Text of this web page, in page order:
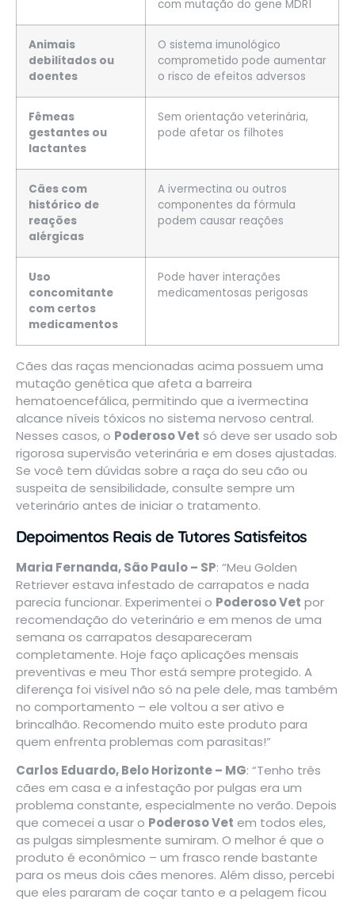
com mutação do gene MDR1
Animais
debilitados ou
doentes
O sistema imunológico
comprometido pode aumentar
o risco de efeitos adversos
Fêmeas
gestantes ou
lactantes
Sem orientação veterinária,
pode afetar os filhotes
Cães com
histórico de
reações
alérgicas
A ivermectina ou outros
componentes da fórmula
podem causar reações
Uso
concomitante
com certos
medicamentos
Pode haver interações
medicamentosas perigosas
Cães das raças mencionadas acima possuem uma
mutação genética que afeta a barreira
hematoencefálica, permitindo que a ivermectina
alcance níveis tóxicos no sistema nervoso central.
Nesses casos, o Poderoso Vet só deve ser usado sob
rigorosa supervisão veterinária e em doses ajustadas.
Se você tem dúvidas sobre a raça do seu cão ou
suspeita de sensibilidade, consulte sempre um
veterinário antes de iniciar o tratamento.
Depoimentos Reais de Tutores Satisfeitos
Maria Fernanda, São Paulo – SP: “Meu Golden
Retriever estava infestado de carrapatos e nada
parecia funcionar. Experimentei o Poderoso Vet por
recomendação do veterinário e em menos de uma
semana os carrapatos desapareceram
completamente. Hoje faço aplicações mensais
preventivas e meu Thor está sempre protegido. A
diferença foi visível não só na pele dele, mas também
no comportamento – ele voltou a ser ativo e
brincalhão. Recomendo muito este produto para
quem enfrenta problemas com parasitas!”
Carlos Eduardo, Belo Horizonte – MG: “Tenho três
cães em casa e a infestação por pulgas era um
problema constante, especialmente no verão. Depois
que comecei a usar o Poderoso Vet em todos eles,
as pulgas simplesmente sumiram. O melhor é que o
produto é econômico – um frasco rende bastante
para os meus dois cães menores. Além disso, percebi
que eles pararam de coçar tanto e a pelagem ficou